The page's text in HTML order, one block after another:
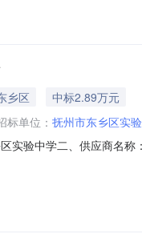
乡区
中标2.89万元
标单位： 抚州市东乡区实
实验中学二、供应商名
16.00750120002山特